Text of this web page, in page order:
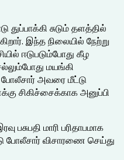
துப்பாக்கி சுடும் தளத்தில்
இந்த நிலையில் நேற்று
ஈடுபடும்போது கீழ
மயங்கி
போலீசார் அவரை மீட்டு
சிகிச்சைக்காக அனுப்பி
பசுபதி மாரி பரிதாபமாக
போலீசார் விசாரணை செய்து